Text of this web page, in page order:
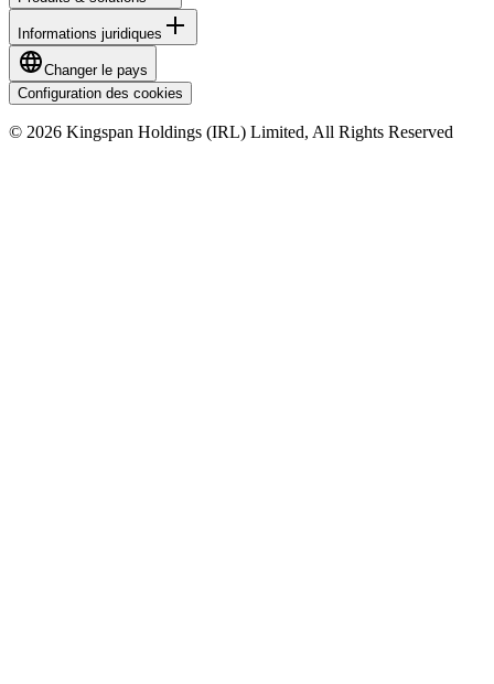
Informations juridiques
Changer le pays
Configuration des cookies
© 2026 Kingspan Holdings (IRL) Limited, All Rights Reserved